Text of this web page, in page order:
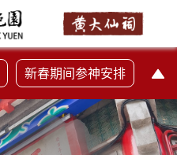
新春期间参神安排